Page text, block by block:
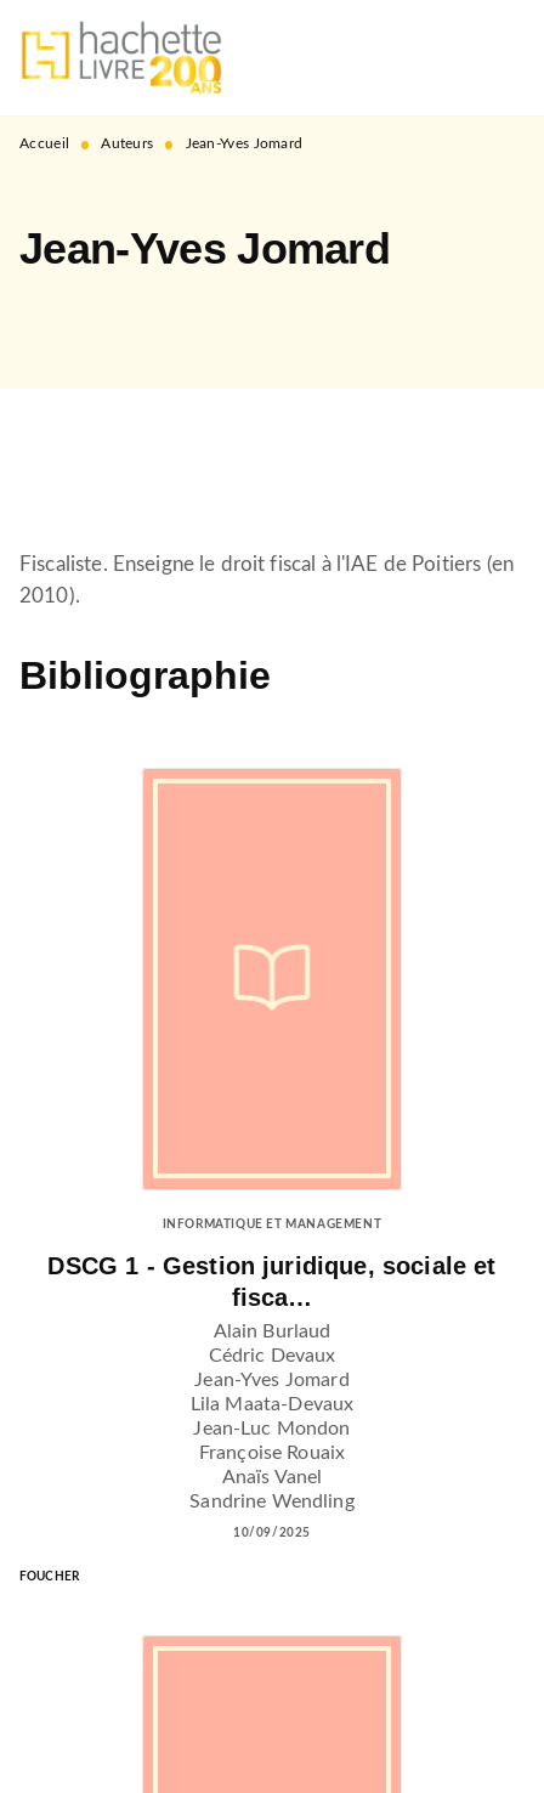
MENU RECHERCHE
PIED DE PAGE
Accueil • Auteurs • Jean-Yves Jomard
Jean-Yves Jomard
Fiscaliste. Enseigne le droit fiscal à l'IAE de Poitiers (en
2010).
Bibliographie
INFORMATIQUE ET MANAGEMENT
DSCG 1 - Gestion juridique, sociale et
fisca…
Alain Burlaud
Cédric Devaux
Jean-Yves Jomard
Lila Maata-Devaux
Jean-Luc Mondon
Françoise Rouaix
Anaïs Vanel
Sandrine Wendling
10/09/2025
FOUCHER